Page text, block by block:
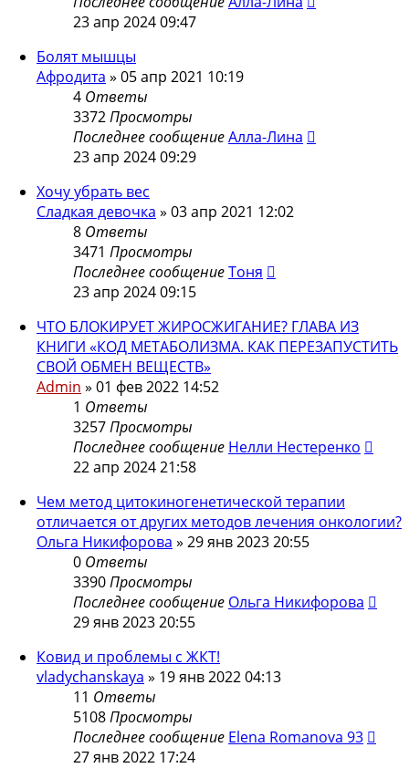
23 апр 2024 09:47
Болят мышцы
Афродита » 05 апр 2021 10:19
4 Ответы
3372Просмотры
Последнее сообщениеАлла-Лина
23 апр 2024 09:29
Хочу убрать вес
Сладкая девочка » 03 апр 2021 12:02
8 Ответы
3471 Просмотры
Последнее сообщениеТоня
23 апр 2024 09:15
ЧТО БЛОКИРУЕТ ЖИРОСЖИГАНИЕ? ГЛАВА ИЗ
КНИГИ «КОД МЕТАБОЛИЗМА. КАК ПЕРЕЗАПУСТИТЬ
СВОЙ ОБМЕН ВЕЩЕСТВ»
Admin » 01 фев 2022 14:52
1 Ответы
3257Просмотры
Последнее сообщение Нелли Нестеренко
22 апр 2024 21:58
Чем метод цитокиногенетической терапии
отличается от других методов лечения онкологии?
Ольга Никифорова » 29 янв 2023 20:55
0 Ответы
3390Просмотры
Последнее сообщение Ольга Никифорова
29 янв 2023 20:55
Ковид и проблемы с ЖКТ!
vladychanskaya » 19 янв 2022 04:13
11 Ответы
5108Просмотры
Последнее сообщение Elena Romanova 93
27 янв 2022 17:24